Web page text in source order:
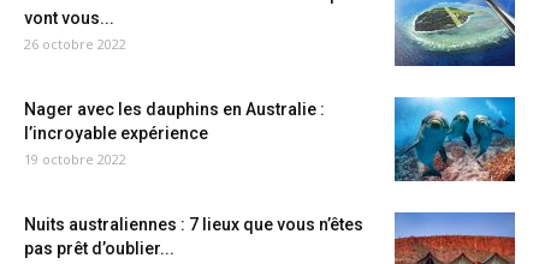
vont vous...
26 octobre 2022
Nager avec les dauphins en Australie :
l’incroyable expérience
19 octobre 2022
Nuits australiennes : 7 lieux que vous n’êtes
pas prêt d’oublier...